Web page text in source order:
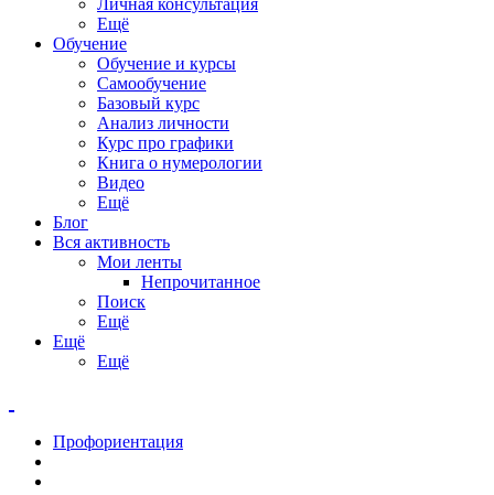
Ещё
Обучение
Обучение и курсы
Самообучение
Базовый курс
Анализ личности
Курс про графики
Книга о нумерологии
Видео
Ещё
Блог
Вся активность
Мои ленты
Непрочитанное
Поиск
Ещё
Ещё
Ещё
Профориентация